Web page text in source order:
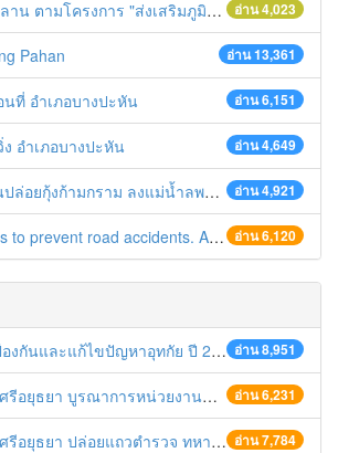
อ่าน 4,023
พื้นบ้าน การทำงอบใบลานและผลิตภัณฑ์จากไม้ไผ่" อำเภอบางปะหัน จังหวัดพระนครศรีอยุธยา
อ่าน 13,361
Pahan
อ่าน 6,151
นที่ อำเภอบางปะหัน
อ่าน 4,649
อำเภอบางปะหัน
อ่าน 4,921
ล่อยกุ้งก้ามกราม ลงแม่น้ำลพบุรี
อ่าน 6,120
to facilitate the pilgrims to travel in the new municipal year. The Asian side of the road late 32 Bangpahan.
อ่าน 8,951
งกันและแก้ไขปัญหาอุทกัย ปี 2561
อ่าน 6,231
ำเนินมาตรการตามบทลงโทษสูงสุดกับผู้ประกอบการร้านค้าที่ยังฝ่าฝืนตั้งร้านค้ารุกล้ำเขตพื้นที่ทางหลวง เตรียมความปลอดภัยก่อนเทศกาลสงกรานต์
อ่าน 7,784
ว่า 100 นาย ตรวจเข้มท่ารถสาธารณะ สถานีขนส่งรถโดยสาร วินรถตู้ และสถานีรถไฟ เตรียมรับมือเทศกาลสงกรานต์